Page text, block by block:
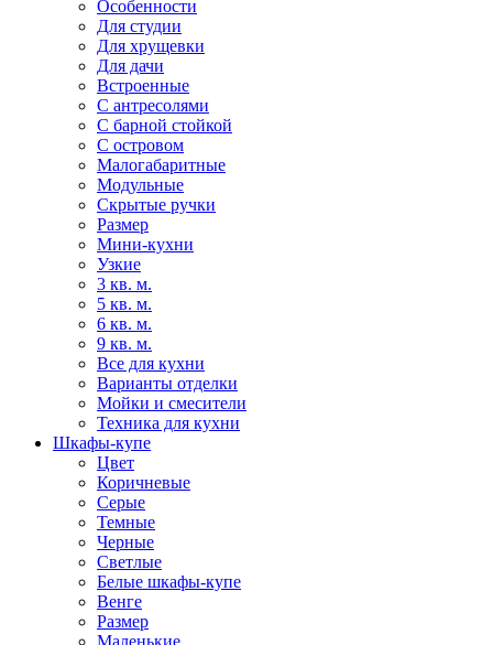
Особенности
Для студии
Для хрущевки
Для дачи
Встроенные
С антресолями
С барной стойкой
С островом
Малогабаритные
Модульные
Скрытые ручки
Размер
Мини-кухни
Узкие
3 кв. м.
5 кв. м.
6 кв. м.
9 кв. м.
Все для кухни
Варианты отделки
Мойки и смесители
Техника для кухни
Шкафы-купе
Цвет
Коричневые
Серые
Темные
Черные
Светлые
Белые шкафы-купе
Венге
Размер
Маленькие